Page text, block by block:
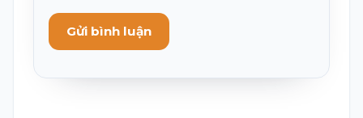
Gửi bình luận